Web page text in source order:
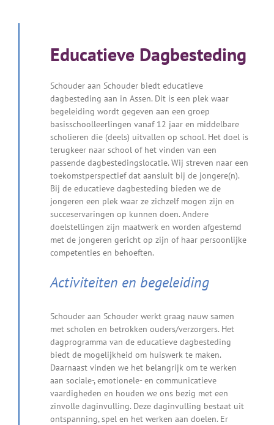
Educatieve Dagbesteding
Schouder aan Schouder biedt educatieve
dagbesteding aan in Assen. Dit is een plek waar
begeleiding wordt gegeven aan een groep
basisschoolleerlingen vanaf 12 jaar en middelbare
scholieren die (deels) uitvallen op school. Het doel is
terugkeer naar school of het vinden van een
passende dagbestedingslocatie. Wij streven naar een
toekomstperspectief dat aansluit bij de jongere(n).
Bij de educatieve dagbesteding bieden we de
jongeren een plek waar ze zichzelf mogen zijn en
succeservaringen op kunnen doen. Andere
doelstellingen zijn maatwerk en worden afgestemd
met de jongeren gericht op zijn of haar persoonlijke
competenties en behoeften.
Activiteiten en begeleiding
Schouder aan Schouder werkt graag nauw samen
met scholen en betrokken ouders/verzorgers. Het
dagprogramma van de educatieve dagbesteding
biedt de mogelijkheid om huiswerk te maken.
Daarnaast vinden we het belangrijk om te werken
aan sociale-, emotionele- en communicatieve
vaardigheden en houden we ons bezig met een
zinvolle daginvulling. Deze daginvulling bestaat uit
ontspanning, spel en het werken aan doelen. Er